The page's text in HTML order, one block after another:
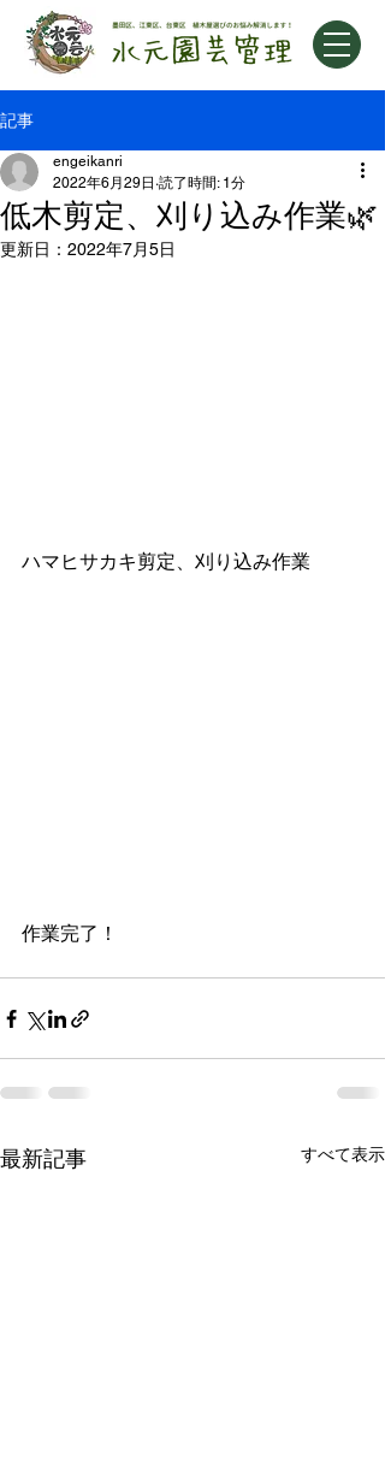
記事
低木剪定、刈り込み作業🌿
engeikanri
2022年6月29日 読了時間: 1分
更新日： 2022年7月5日
ハマヒサカキ剪定、刈り込み作業
作業完了！
最新記事 すべて表示